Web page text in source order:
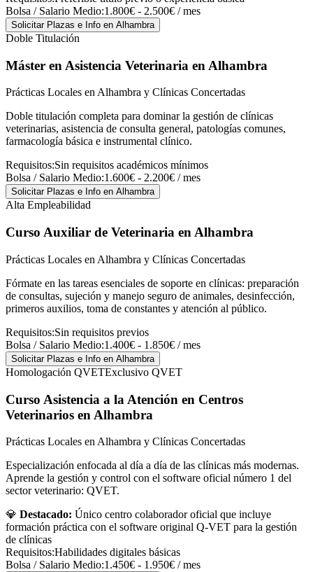
Bolsa / Salario Medio:1.800€ - 2.500€ / mes
Solicitar Plazas e Info en Alhambra
Doble Titulación
Máster en Asistencia Veterinaria en Alhambra
Prácticas Locales en Alhambra y Clínicas Concertadas
Doble titulación completa para dominar la gestión de clínicas
veterinarias, asistencia de consulta general, patologías comunes,
farmacología básica e instrumental clínico.
Requisitos:Sin requisitos académicos mínimos
Bolsa / Salario Medio:1.600€ - 2.200€ / mes
Solicitar Plazas e Info en Alhambra
Alta Empleabilidad
Curso Auxiliar de Veterinaria en Alhambra
Prácticas Locales en Alhambra y Clínicas Concertadas
Fórmate en las tareas esenciales de soporte en clínicas: preparación
de consultas, sujeción y manejo seguro de animales, desinfección,
primeros auxilios, toma de constantes y atención al público.
Requisitos:Sin requisitos previos
Bolsa / Salario Medio:1.400€ - 1.850€ / mes
Solicitar Plazas e Info en Alhambra
Homologación QVETExclusivo QVET
Curso Asistencia a la Atención en Centros
Veterinarios en Alhambra
Prácticas Locales en Alhambra y Clínicas Concertadas
Especialización enfocada al día a día de las clínicas más modernas.
Aprende la gestión y control con el software oficial número 1 del
sector veterinario: QVET.
💎 Destacado: Único centro colaborador oficial que incluye
formación práctica con el software original Q-VET para la gestión
de clínicas
Requisitos:Habilidades digitales básicas
Bolsa / Salario Medio:1.450€ - 1.950€ / mes